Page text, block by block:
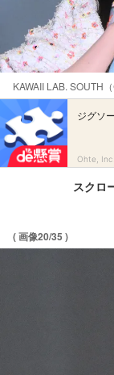
KAWAII LAB. SOUTH
ジグソ
Ohte, Inc.
スクロ
( 画像20/35 )